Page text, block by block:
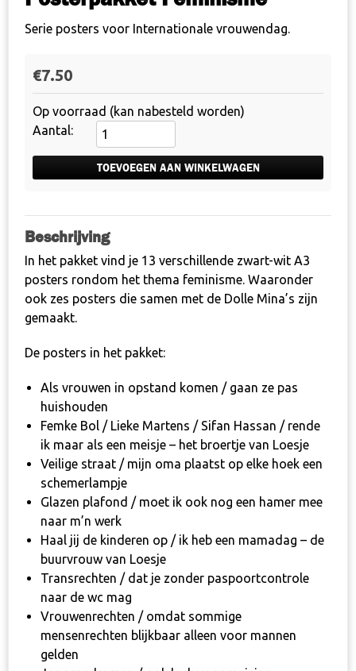
Serie posters voor Internationale vrouwendag.
€7.50
Op voorraad (kan nabesteld worden)
Posterpakket
Feminisme
aantal
TOEVOEGEN AAN WINKELWAGEN
Beschrijving
In het pakket vind je 13 verschillende zwart-wit A3
posters rondom het thema feminisme. Waaronder
ook zes posters die samen met de Dolle Mina’s zijn
gemaakt.
De posters in het pakket:
Als vrouwen in opstand komen / gaan ze pas
huishouden
Femke Bol / Lieke Martens / Sifan Hassan / rende
ik maar als een meisje – het broertje van Loesje
Veilige straat / mijn oma plaatst op elke hoek een
schemerlampje
Glazen plafond / moet ik ook nog een hamer mee
naar m’n werk
Haal jij de kinderen op / ik heb een mamadag – de
buurvrouw van Loesje
Transrechten / dat je zonder paspoortcontrole
naar de wc mag
Vrouwenrechten / omdat sommige
mensenrechten blijkbaar alleen voor mannen
gelden